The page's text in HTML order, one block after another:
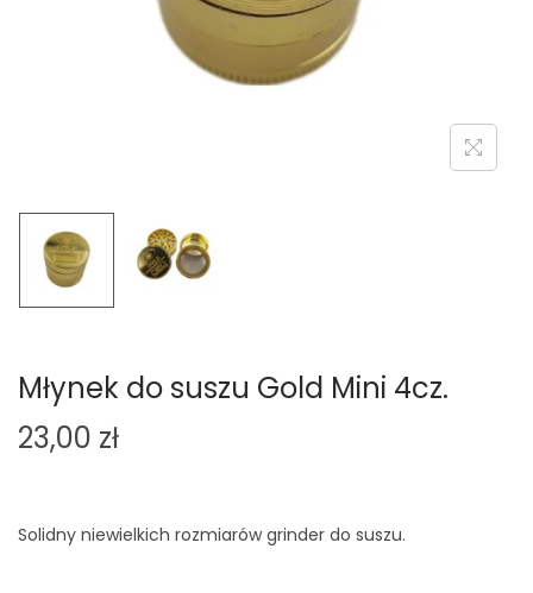
Młynek do suszu Gold Mini 4cz.
23,00 zł
Solidny niewielkich rozmiarów grinder do suszu.